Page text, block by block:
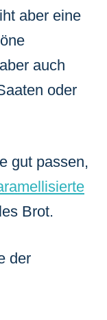
aber eine
auch
oder
gut passen,
Brot.
der